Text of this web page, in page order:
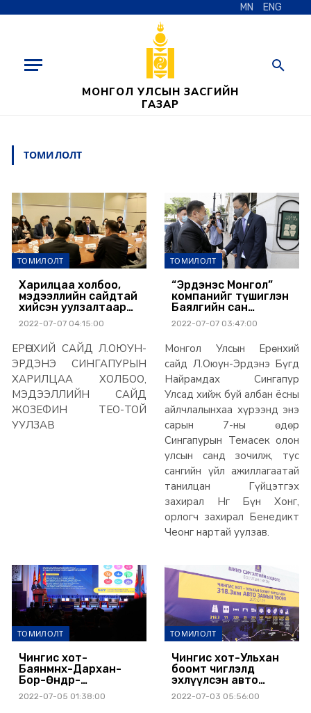
MN ENG
МОНГОЛ УЛСЫН ЗАСГИЙН
ГАЗАР
ТОМИЛОЛТ
ТОМИЛОЛТ
Харилцаа холбоо,
мэдээллийн сайдтай
хийсэн уулзалтаар
цахим шилжилт,
цахим засаглалыг
сайжруулах
асуудлаар санал
солилцов
2022-07-07 04:15:00
ЕРӨНХИЙ САЙД Л.ОЮУН-
ЭРДЭНЭ СИНГАПУРЫН
ХАРИЛЦАА ХОЛБОО,
МЭДЭЭЛЛИЙН САЙД
ЖОЗЕФИН ТЕО-ТОЙ
УУЛЗАВ
ТОМИЛОЛТ
“Эрдэнэс Монгол”
компанийг түшиглэн
Баялгийн сан
байгуулахад
Сингапурын
хамтарна
2022-07-07 03:47:00
Монгол Улсын Ерөнхий
сайд Л.Оюун-Эрдэнэ Бүгд
Найрамдах Сингапур
Улсад хийж буй албан ёсны
айлчлалынхаа хүрээнд энэ
сарын 7-ны өдөр
Сингапурын Темасек олон
улсын санд зочилж, тус
сангийн үйл ажиллагаатай
танилцан Гүйцэтгэх
захирал Нг Бүн Хонг,
орлогч захирал Бенедикт
Чеонг нартай уулзав.
ТОМИЛОЛТ
Чингис хот-
Баянмөнх-Дархан-
Бор-Өндөр-
Даланжаргалан
чиглэлд 218 км хатуу
2022-07-05 01:38:00
ТОМИЛОЛТ
Чингис хот-Ульхан
боомт чиглэлд
эхлүүлсэн авто
замын үргэлжлэл
248.3 км бүтээн
2022-07-03 05:56:00